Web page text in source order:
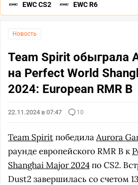
EWC CS2 EWC R6
Новость
Team Spirit обыграла
на Perfect World
2024: European RMR B
22.11.2024 в 07:47 10
Team SpiritпобедилаAurora
раунде европейского RMR B к
Shanghai Major 2024по CS2.
Dust2 завершилась со счетом